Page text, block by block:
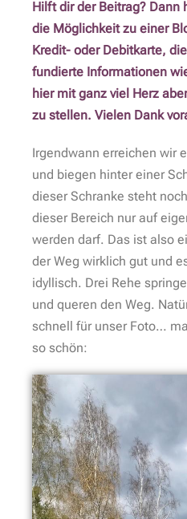
Stell´ Dir vor – gleich
Ich mag mich täuschen
die Wege scheinen häufig
schwerem Gerät